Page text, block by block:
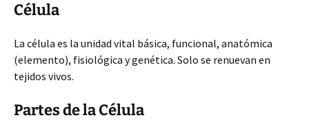
Célula
La célula es la unidad vital básica, funcional, anatómica
(elemento), fisiológica y genética. Solo se renuevan en
tejidos vivos.
Partes de la Célula